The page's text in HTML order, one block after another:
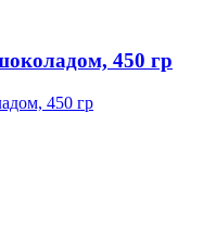
450 гр